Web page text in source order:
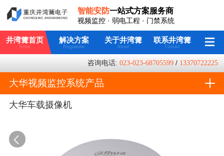
智能安防一站式方案服务商
视频监控 · 弱电工程 · 门禁系统
井湾篝首页
Home
解决方案
Programme
关于井湾篝
About
联系井湾篝
Contact
咨询电话:023-023-68705599 / 13370722225
大华视频监控系统产品
大华车载摄像机